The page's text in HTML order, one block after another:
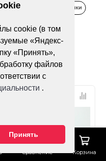
cookie (в том
«Яндекс-
«Принять»,
файлов
с
.
Принять
Сравнение Корзина
Мотоциклы Питбайки